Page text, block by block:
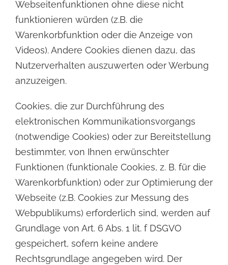
Webseitenfunktionen ohne diese nicht
funktionieren würden (z.B. die
Warenkorbfunktion oder die Anzeige von
Videos). Andere Cookies dienen dazu, das
Nutzerverhalten auszuwerten oder Werbung
anzuzeigen.
Cookies, die zur Durchführung des
elektronischen Kommunikationsvorgangs
(notwendige Cookies) oder zur Bereitstellung
bestimmter, von Ihnen erwünschter
Funktionen (funktionale Cookies, z. B. für die
Warenkorbfunktion) oder zur Optimierung der
Webseite (z.B. Cookies zur Messung des
Webpublikums) erforderlich sind, werden auf
Grundlage von Art. 6 Abs. 1 lit. f DSGVO
gespeichert, sofern keine andere
Rechtsgrundlage angegeben wird. Der